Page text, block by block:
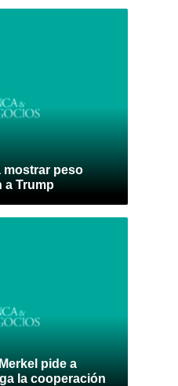
mostrar peso
a Trump
pide a
la cooperación